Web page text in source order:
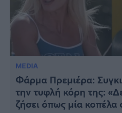
MEDIA
Φάρμα Πρεμιέρα:
την τυφλή κόρη της:
ζήσει όπως μία κοπέλα